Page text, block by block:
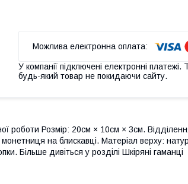
У компанії підключені електронні
будь-який товар не покидаючи сайту.
роботи Розмір: 20см × 10см × 3см.
монетниця на блискавці. Матеріал верху:
Більше дивіться у розділі Шкіряні гаманці